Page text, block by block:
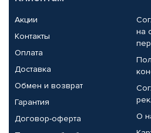
Акции
Контакты
Оплата
Доставка
Обмен и возврат
Гарантия
Договор-оферта
на
О